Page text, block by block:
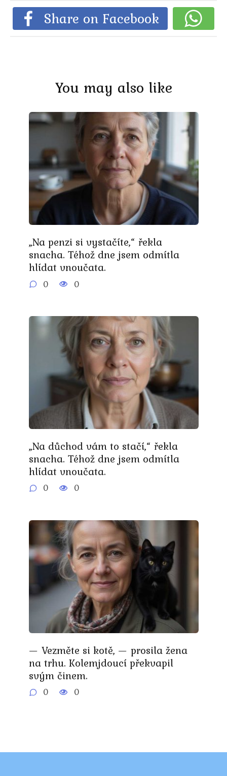
Share on Facebook
You may also like
„Na penzi si vystačíte,“ řekla
snacha. Téhož dne jsem odmítla
hlídat vnoučata.
0 0
„Na důchod vám to stačí,“ řekla
snacha. Téhož dne jsem odmítla
hlídat vnoučata.
0 0
— Vezměte si kotě, — prosila žena
na trhu. Kolemjdoucí překvapil
svým činem.
0 0